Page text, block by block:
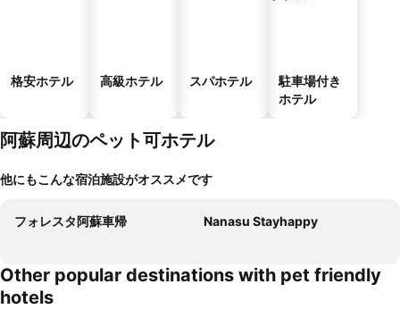
格安ホテル 高級ホテル スパホテル
駐車場付き
ホテル
阿蘇周辺のペット可ホテル
他にもこんな宿泊施設がオススメです
フォレスタ阿蘇車帰 Nanasu Stayhappy
Other popular destinations with pet friendly
hotels